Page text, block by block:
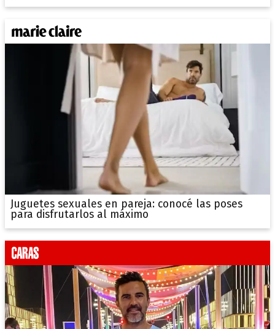
Juguetes sexuales en pareja: conocé las poses
para disfrutarlos al máximo